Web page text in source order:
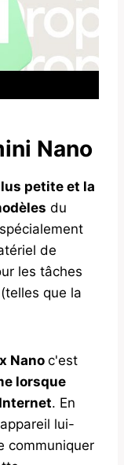
Nano
petite et la
du
de
les tâches
que la
Nano c'est
lorsque
. En
lui-
communiquer